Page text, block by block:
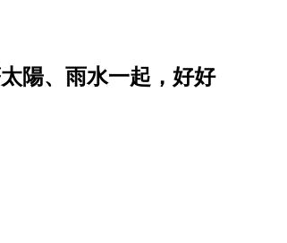
陽、雨水一起，好好